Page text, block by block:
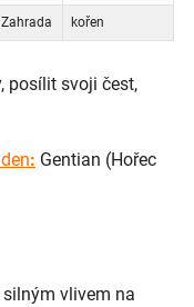
Zahrada kořen
posílit svoji čest,
: Gentian (Hořec
vlivem na